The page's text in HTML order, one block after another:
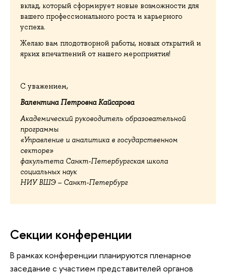
вклад, который сформирует новые возможности для
вашего профессионального роста и карьерного
успеха.
Желаю вам плодотворной работы, новых открытий и
ярких впечатлений от нашего мероприятия!
С уважением,
Валентина Петровна Кайсарова
Академический руководитель образовательной
программы
«Управление и аналитика в государственном
секторе»
факультета Санкт-Петербургская школа
социальных наук
НИУ ВШЭ – Санкт-Петербург
Секции конференции
В рамках конференции планируются пленарное
заседание с участием представителей органов